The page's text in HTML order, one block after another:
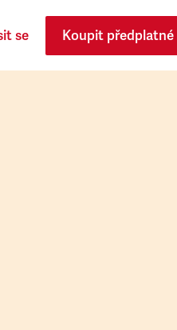
se Koupit předplatné